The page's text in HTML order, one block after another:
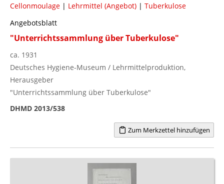
Cellonmoulage | Lehrmittel (Angebot) | Tuberkulose
Angebotsblatt
"Unterrichtssammlung über Tuberkulose"
ca. 1931
Deutsches Hygiene-Museum / Lehrmittelproduktion,
Herausgeber
"Unterrichtssammlung über Tuberkulose"
DHMD 2013/538
Zum Merkzettel hinzufügen